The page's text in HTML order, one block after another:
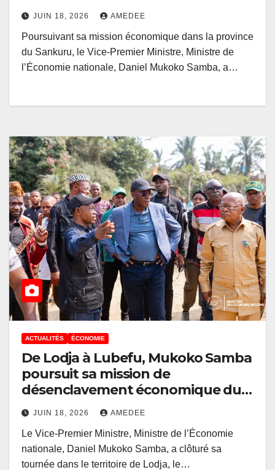
JUIN 18, 2026 AMEDEE
Poursuivant sa mission économique dans la province
du Sankuru, le Vice-Premier Ministre, Ministre de
l’Économie nationale, Daniel Mukoko Samba, a…
ACTUALITÉS ÉCONOMIE
De Lodja à Lubefu, Mukoko Samba
poursuit sa mission de
désenclavement économique du
Sankuru
JUIN 18, 2026 AMEDEE
Le Vice-Premier Ministre, Ministre de l’Économie
nationale, Daniel Mukoko Samba, a clôturé sa
tournée dans le territoire de Lodja, le…